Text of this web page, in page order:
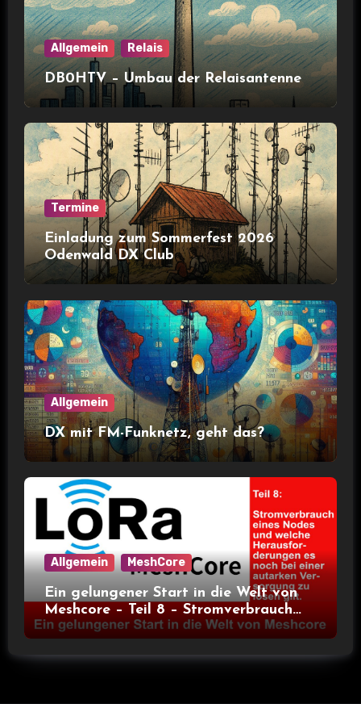
Allgemein Relais
DB0HTV – Umbau der Relaisantenne
Termine
Einladung zum Sommerfest 2026
Odenwald DX Club
Allgemein
DX mit FM-Funknetz, geht das?
Allgemein MeshCore
Ein gelungener Start in die Welt von
Meshcore – Teil 8 – Stromverbrauch
bei verschiedenen Nodes